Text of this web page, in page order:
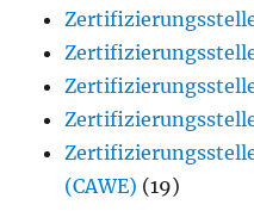
(CAWE) (19)